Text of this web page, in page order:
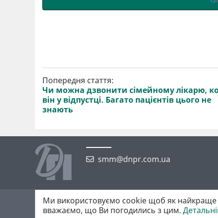
Попередня стаття:
Чи можна дзвонити сімейному лікарю,
він у відпустці. Багато пацієнтів цього не
знають
smm@dnpr.com.ua
©2026 https://dnpr.com.ua Дніпровська порадниця
Всі права захищені. При повному або частковому
Ми використовуємо cookie щоб як найкраще
вважаємо, що Ви погодились з цим.